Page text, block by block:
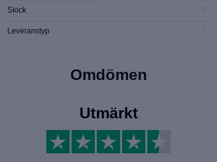
Skick
Leveranstyp
Omdömen
Utmärkt